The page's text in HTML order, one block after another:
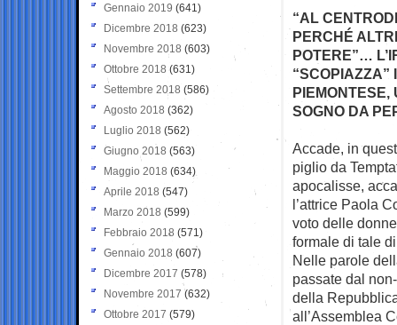
“AL
PERCHÉ
POTERE”…
“SCOPIAZZA”
PIEMONTESE,
SOGNO DA
Accade, in
piglio da
apocalisse,
l’attrice Paola
voto delle
formale di tale
Nelle parole
passate dal
della
all’Assemblea
Gennaio 2019 (641)
Dicembre 2018 (623)
Novembre 2018 (603)
Ottobre 2018 (631)
Settembre 2018 (586)
Agosto 2018 (362)
Luglio 2018 (562)
Giugno 2018 (563)
Maggio 2018 (634)
Aprile 2018 (547)
Marzo 2018 (599)
Febbraio 2018 (571)
Gennaio 2018 (607)
Dicembre 2017 (578)
Novembre 2017 (632)
Ottobre 2017 (579)